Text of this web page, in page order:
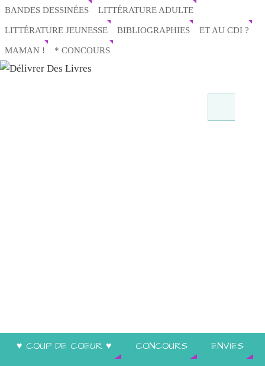
BANDES DESSINÉES
LITTÉRATURE ADULTE
LITTÉRATURE JEUNESSE
BIBLIOGRAPHIES
ET AU CDI ?
MAMAN !
* CONCOURS
♥ COUP DE COEUR ♥ CONCOURS ENVIES